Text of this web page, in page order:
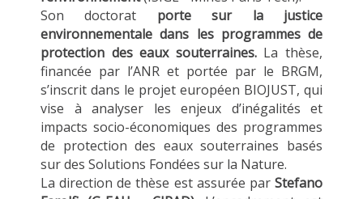
WORKING PAPERS
NOTES THÉMATIQUES
NOS TRAVAUX EN VIDÉO
Son doctorat porte sur la justice
environnementale dans les programmes de
protection des eaux souterraines. La thèse,
financée par l’ANR et portée par le BRGM,
s’inscrit dans le projet européen BIOJUST, qui
vise à analyser les enjeux d’inégalités et
impacts socio-économiques des programmes
de protection des eaux souterraines basés
sur des Solutions Fondées sur la Nature.
La direction de thèse est assurée par Stefano